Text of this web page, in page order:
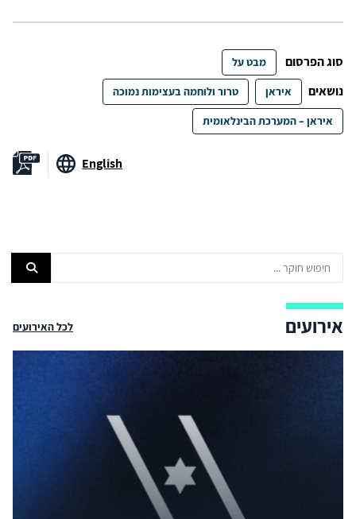
סוג הפרסום מבט על
נושאים איראן טרור ולוחמה בעצימות נמוכה
איראן – המערכת הבינלאומית
English
אירועים לכל האירועים